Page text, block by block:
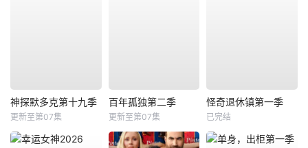
神探默多克第十九季
更新至第07集
百年孤独第二季
更新至第07集
怪奇退休镇第一季
已完结